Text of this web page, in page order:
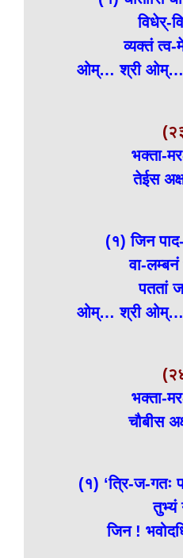
विधेर्-
व्यक्तं
ओम्… श्री ओम्…
भक्ता-
तेईस
(१) जिन
वा-
पततां
ओम्… श्री ओम्…
भक्ता-
चौबीस
(१) ‘त्रि-ज-गतः
तुभ्यं
जिन !